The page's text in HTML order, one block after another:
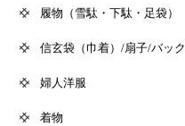
履物（雪駄・下駄・足袋）
信玄袋（巾着）/扇子/バック
婦人洋服
着物